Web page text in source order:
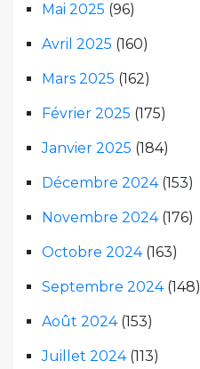
Mai 2025 (96)
Avril 2025 (160)
Mars 2025 (162)
Février 2025 (175)
Janvier 2025 (184)
Décembre 2024(153)
Novembre 2024(176)
Octobre 2024(163)
Septembre 2024(148)
Août 2024(153)
Juillet 2024(113)